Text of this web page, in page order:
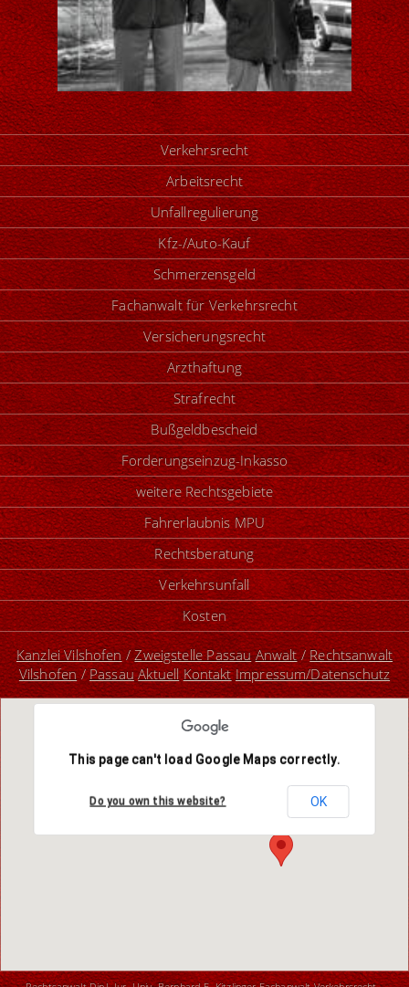
Verkehrsrecht
Arbeitsrecht
Unfallregulierung
Kfz-/Auto-Kauf
Schmerzensgeld
Fachanwalt für Verkehrsrecht
Versicherungsrecht
Arzthaftung
Strafrecht
Bußgeldbescheid
Forderungseinzug-Inkasso
weitere Rechtsgebiete
Fahrerlaubnis MPU
Rechtsberatung
Verkehrsunfall
Kosten
Kanzlei Vilshofen/Zweigstelle Passau Anwalt/Rechtsanwalt
Vilshofen/Passau Aktuell Kontakt Impressum/Datenschutz
This page can't load Google Maps correctly.
Do you own this website? OK